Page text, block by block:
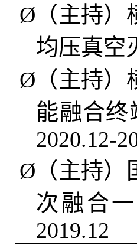
Ø （主持）
均压真空
Ø （主持）
能融合终
2020.12-
Ø （主持）
次融合
2019.12